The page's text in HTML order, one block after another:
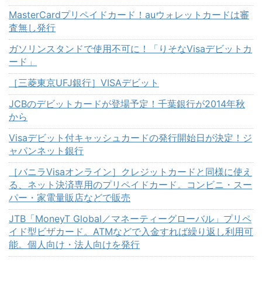
MasterCardプリペイドカード！auウォレットカードは審
査無し発行
ガソリンスタンドで使用不可に！「りそなVisaデビットカ
ード」
［三菱東京UFJ銀行］VISAデビット
JCBのデビットカードが登場予定！千葉銀行が2014年秋
から
Visaデビット付キャッシュカードの発行開始日が決定！ジ
ャパンネット銀行
［バニラVisaオンライン］クレジットカードと同様に使え
る、ネット決済専用のプリペイドカード。コンビニ・スー
パー・家電量販店などで販売
JTB「MoneyT Global／マネーティーグローバル」プリペ
イド型ビザカード。ATMなどで入金すれば繰り返し利用可
能。個人向け・法人向けを発行